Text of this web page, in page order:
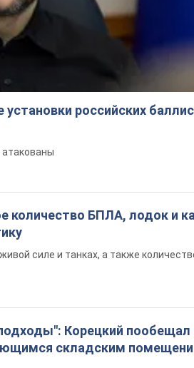
российских
атакованы
количество БПЛА, лодок и
силе и танках, а также
Корецкий пообещал
складским